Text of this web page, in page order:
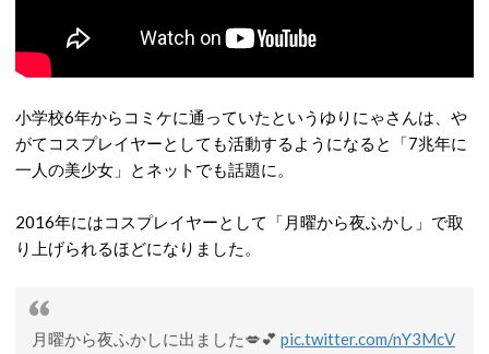
小学校6年からコミケに通っていたというゆりにゃさんは、や
がてコスプレイヤーとしても活動するようになると「7兆年に
一人の美少女」とネットでも話題に。
2016年にはコスプレイヤーとして「月曜から夜ふかし」で取
り上げられるほどになりました。
月曜から夜ふかしに出ました💋💕 pic.twitter.com/nY3McV